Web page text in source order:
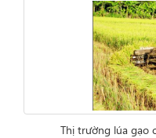
Thị trường lúa gạo